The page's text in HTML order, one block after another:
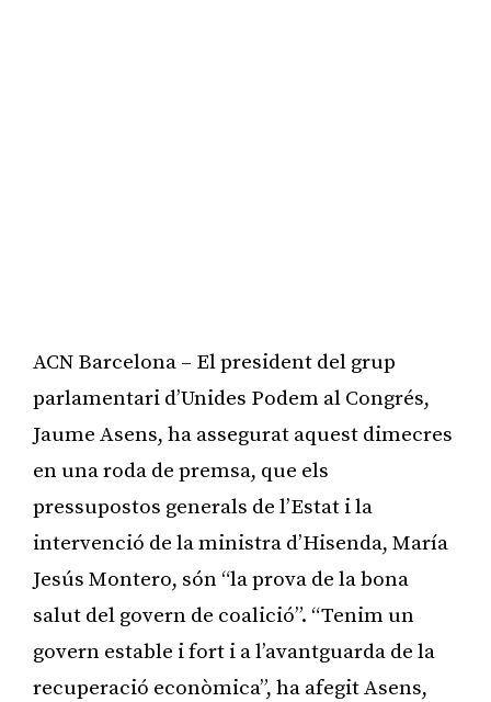
ACN Barcelona – El president del grup
parlamentari d’Unides Podem al Congrés,
Jaume Asens, ha assegurat aquest dimecres
en una roda de premsa, que els
pressupostos generals de l’Estat i la
intervenció de la ministra d’Hisenda, María
Jesús Montero, són “la prova de la bona
salut del govern de coalició”. “Tenim un
govern estable i fort i a l’avantguarda de la
recuperació econòmica”, ha afegit Asens,